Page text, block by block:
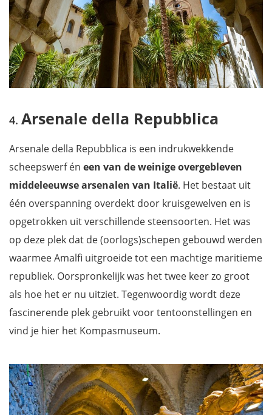
Arsenale della Repubblica
Arsenale della Repubblica is een indrukwekkende
scheepswerf én een van de weinige overgebleven
middeleeuwse arsenalen van Italië. Het bestaat uit
één overspanning overdekt door kruisgewelven en is
opgetrokken uit verschillende steensoorten. Het was
op deze plek dat de (oorlogs)schepen gebouwd werden
waarmee Amalfi uitgroeide tot een machtige maritieme
republiek. Oorspronkelijk was het twee keer zo groot
als hoe het er nu uitziet. Tegenwoordig wordt deze
fascinerende plek gebruikt voor tentoonstellingen en
vind je hier het Kompasmuseum.